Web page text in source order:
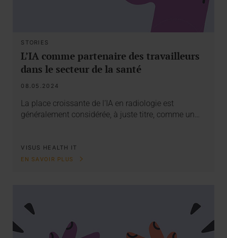
STORIES
L’IA comme partenaire des travailleurs
dans le secteur de la santé
08.05.2024
La place croissante de l’IA en radiologie est
généralement considérée, à juste titre, comme un…
VISUS HEALTH IT
EN SAVOIR PLUS